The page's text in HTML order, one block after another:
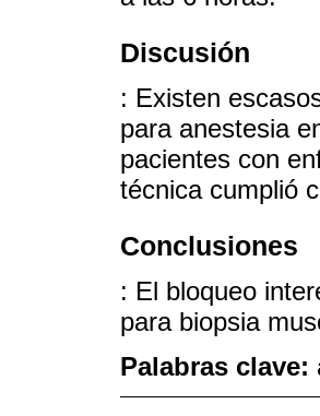
Discusión
: Existen
para anestesia
pacientes con
técnica cumplió
Conclusiones
: El bloqueo
para biopsia
Palabras clave: